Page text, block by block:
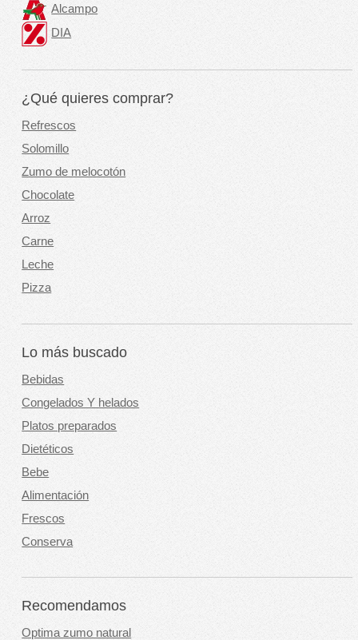
Alcampo
DIA
¿Qué quieres comprar?
Refrescos
Solomillo
Zumo de melocotón
Chocolate
Arroz
Carne
Leche
Pizza
Lo más buscado
Bebidas
Congelados Y helados
Platos preparados
Dietéticos
Bebe
Alimentación
Frescos
Conserva
Recomendamos
Optima zumo natural